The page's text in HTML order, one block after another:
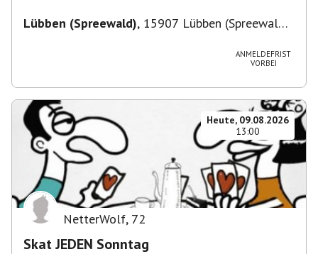
Lübben (Spreewald), 15907 Lübben (Spreewald),
ANMELDEFRIST
VORBEI
Heute, 09.08.2026
13:00
NetterWolf, 72
Skat JEDEN Sonntag